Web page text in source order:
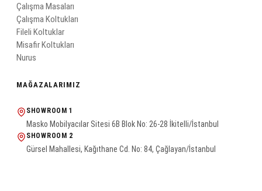
Çalışma Masaları
Çalışma Koltukları
Fileli Koltuklar
Misafir Koltukları
Nurus
MAĞAZALARIMIZ
SHOWROOM 1
Masko Mobilyacılar Sitesi 6B Blok No: 26-28 İkitelli/İstanbul
SHOWROOM 2
Gürsel Mahallesi, Kağıthane Cd. No: 84, Çağlayan/İstanbul